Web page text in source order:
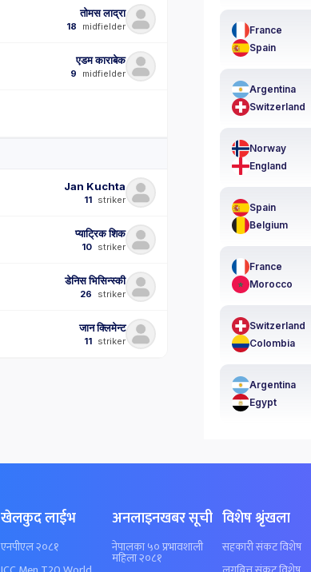
तोमस लाद्रा
18 midfielder
एडम काराबेक
9 midfielder
Jan Kuchta
11 striker
प्याट्रिक शिक
10 striker
डेनिस भिसिन्स्की
26 striker
जान क्लिमेन्ट
11 striker
France
Spain
Argentina
Switzerland
Norway
England
Spain
Belgium
France
Morocco
Switzerland
Colombia
Argentina
Egypt
खेलकुद लाईभ
एनपीएल २०८१
अनलाइनखबर सूची
नेपालका ५० प्रभावशाली
महिला २०८१
विशेष श्रृंखला
सहकारी संकट विशेष